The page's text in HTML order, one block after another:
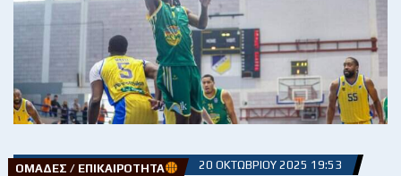
ΟΜΆΔΕΣ / ΕΠΙΚΑΙΡΌΤΗΤΑ 20 ΟΚΤΩΒΡΊΟΥ 2025 19:53